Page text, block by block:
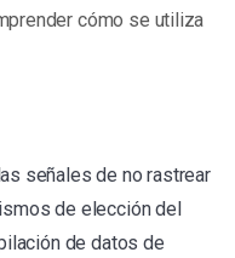
cómo se utiliza
señales de no rastrear
de elección del
de datos de